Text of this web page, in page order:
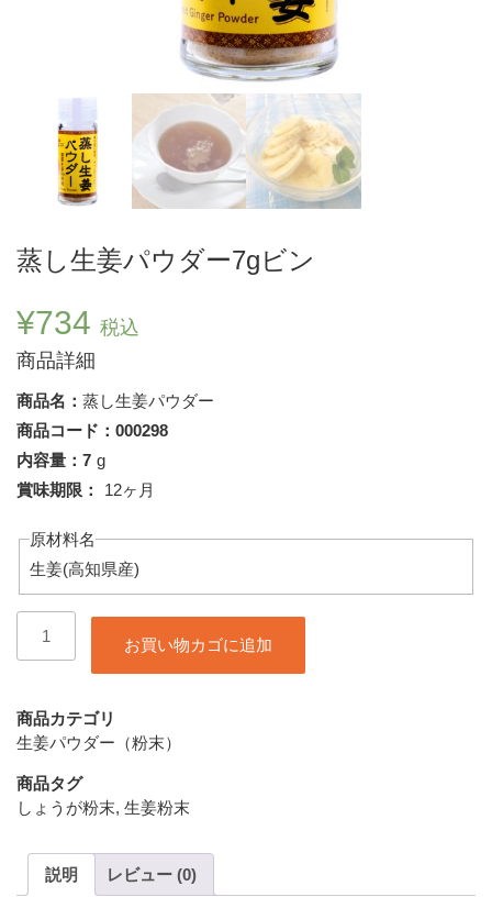
蒸し生姜パウダー7gビン
¥734 税込
商品詳細
商品名： 蒸し生姜パウダー
商品コード：000298
内容量：7 g
賞味期限：
12ヶ月
原材料名
生姜(高知県産)
パ
ウ
ー
7g
お買い物カゴに追加
商品カテゴリ
生姜パウダー（粉末）
商品タグ
しょうが粉末, 生姜粉末
説明 レビュー (0)